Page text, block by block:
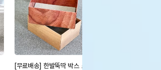
[무료배송] 한발뚝딱 박스 스